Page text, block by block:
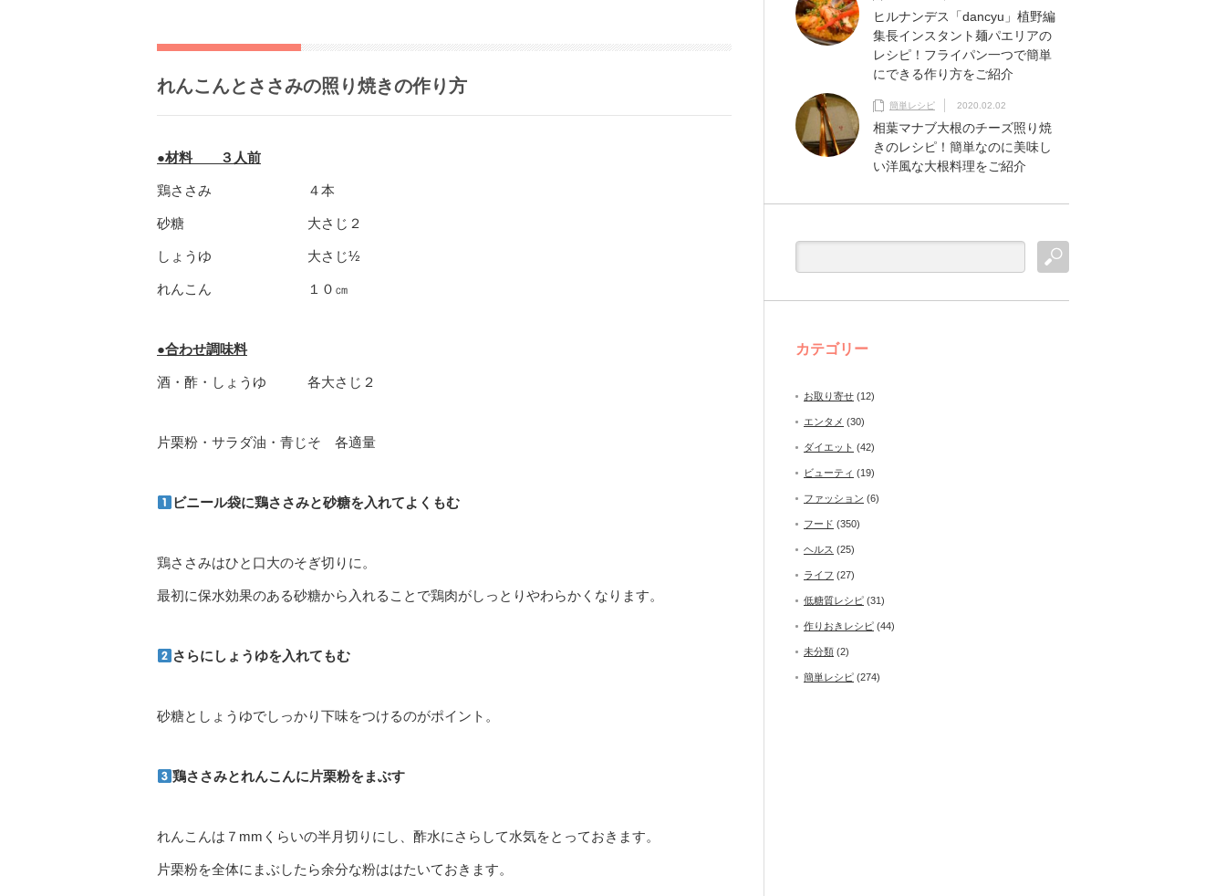
れんこんとささみの照り焼きの作り方
●材料 ３人前
鶏ささみ ４本
砂糖 大さじ２
しょうゆ 大さじ½
れんこん １０㎝
●合わせ調味料
酒・酢・しょうゆ 各大さじ２
片栗粉・サラダ油・青じそ 各適量
ビニール袋に鶏ささみと砂糖を入れてよくもむ
鶏ささみはひと口大のそぎ切りに。
最初に保水効果のある砂糖から入れることで鶏肉がしっとりやわらかくなります。
さらにしょうゆを入れてもむ
砂糖としょうゆでしっかり下味をつけるのがポイント。
鶏ささみとれんこんに片栗粉をまぶす
れんこんは７mmくらいの半月切りにし、酢水にさらして水気をとっておきます。
片栗粉を全体にまぶしたら余分な粉ははたいておきます。
ヒルナンデス「dancyu」植野編
集長インスタント麺パエリアの
レシピ！フライパン一つで簡単
にできる作り方をご紹介
簡単レシピ 2020.02.02
相葉マナブ大根のチーズ照り焼
きのレシピ！簡単なのに美味し
い洋風な大根料理をご紹介
カテゴリー
お取り寄せ (12)
エンタメ (30)
ダイエット (42)
ビューティ (19)
ファッション (6)
フード (350)
ヘルス (25)
ライフ (27)
低糖質レシピ (31)
作りおきレシピ (44)
未分類 (2)
簡単レシピ (274)